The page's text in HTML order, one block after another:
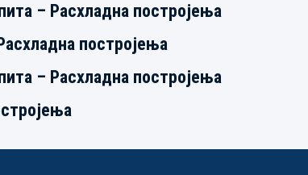
– Расхладна постројења
постројења
– Расхладна постројења